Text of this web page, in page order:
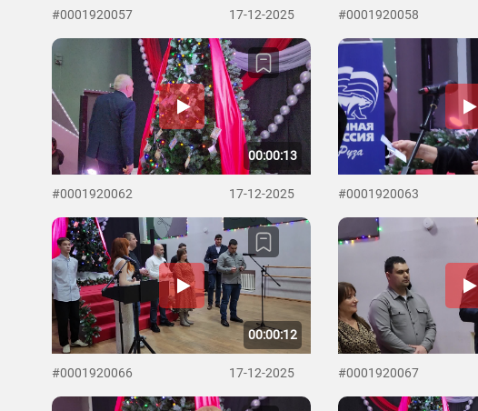
#0001920057 17-12-2025 #0001920058
00:00:13
#0001920062 17-12-2025 #0001920063
00:00:12
#0001920066 17-12-2025 #0001920067